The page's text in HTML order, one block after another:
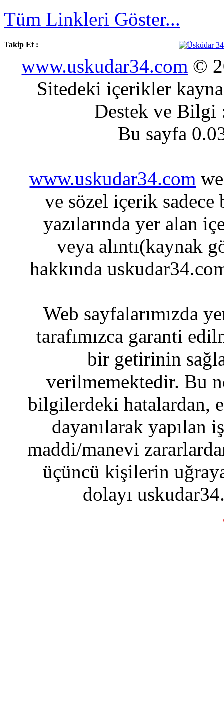
Tüm Linkleri Göster...
Takip Et :
www.uskudar34.com ©
Sitedeki içerikler
Destek ve
Bu sayfa
www.uskudar34.com
ve sözel içerik sadece
yazılarında yer alan
veya alıntı(kaynak
hakkında
Web sayfalarımızda
tarafımızca garanti
bir getirinin
verilmemektedir. Bu
bilgilerdeki hatalardan,
dayanılarak yapılan
maddi/manevi
üçüncü kişilerin
dolayı